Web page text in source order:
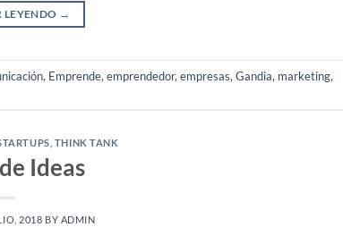
LEYENDO →
, Emprende, emprendedor, empresas, Gandia, marketing,
THINK TANK
Ideas
2018 BY ADMIN